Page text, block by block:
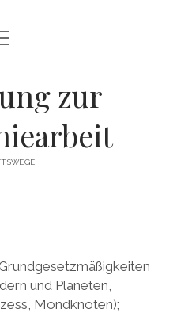
zur
und Planeten,
Mondknoten);